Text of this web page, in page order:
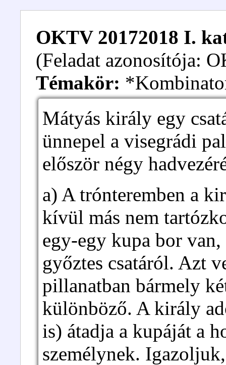
OKTV 20172018 I.
(Feladat azonosítója:
Témakör:
Mátyás király egy
ünnepel a visegrádi
először négy
a) A trónteremben a
kívül más nem
egy-egy kupa bor van,
győztes csatáról. Azt
pillanatban bármely
különböző. A király
is) átadja a kupáját a
személynek.